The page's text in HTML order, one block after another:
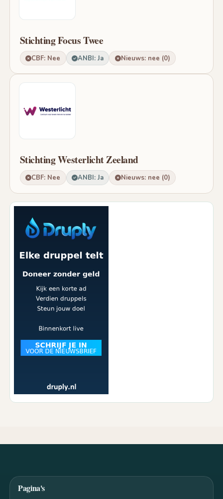
Stichting Focus Twee
CBF: Nee ANBI: Ja Nieuws: nee (0)
Stichting Westerlicht Zeeland
CBF: Nee ANBI: Ja Nieuws: nee (0)
Pagina's